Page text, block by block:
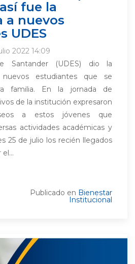
fue la
a nuevos
UDES
2022 14:09
Santander (UDES) dio la
estudiantes que se
familia. En la jornada de
de la institución expresaron
a estos jóvenes que
actividades académicas y
25 de julio los recién llegados
Publicado en Bienestar
Institucional